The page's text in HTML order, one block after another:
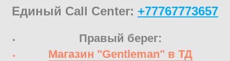
Единый Call Center: +77767773657
Правый берег:
Магазин "Gentleman" в ТД